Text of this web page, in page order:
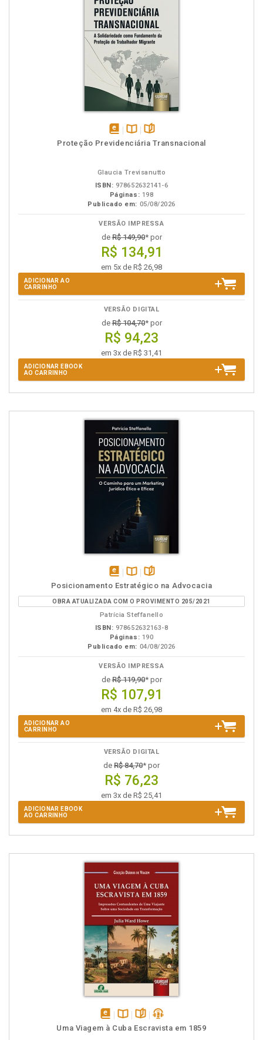
disponívelDisponível
páginas
Proteção Previdenciária Transnacional
Glaucia Trevisanutto
ISBN: 978652632141-6
Páginas: 198
Publicado em: 05/08/2026
VERSÃO IMPRESSA
deR$ 149,90* por
R$ 134,91
em 5x de R$ 26,98
ADICIONAR AO
CARRINHO
VERSÃO DIGITAL
deR$ 104,70* por
R$ 94,23
em 3x de R$ 31,41
ADICIONAR EBOOK
AO CARRINHO
disponível
em
eBook
Disponível
na
B.V.
páginas
Posicionamento Estratégico na Advocacia
OBRA ATUALIZADA COM O PROVIMENTO 205/2021
Patrícia Steffanello
ISBN: 978652632163-8
Páginas: 190
Publicado em: 04/08/2026
VERSÃO IMPRESSA
deR$ 119,90* por
R$ 107,91
em 4x de R$ 26,98
ADICIONAR AO
CARRINHO
VERSÃO DIGITAL
de R$ 84,70* por
R$ 76,23
em 3x de R$ 25,41
ADICIONAR EBOOK
AO CARRINHO
disponívelDisponível
páginaspodcast
Uma Viagem à Cuba Escravista em 1859